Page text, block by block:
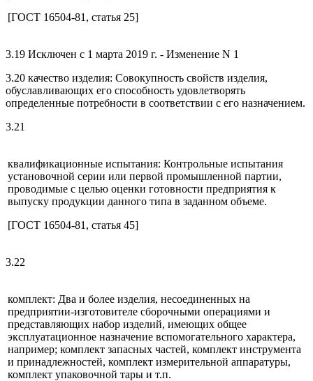
[ГОСТ 16504-81, статья 25]
3.19 Исключен с 1 марта 2019 г. - Изменение N 1
3.20 качество изделия: Совокупность свойств изделия,
обуславливающих его способность удовлетворять
определенные потребности в соответствии с его назначением.
3.21
квалификационные испытания: Контрольные испытания
установочной серии или первой промышленной партии,
проводимые с целью оценки готовности предприятия к
выпуску продукции данного типа в заданном объеме.
[ГОСТ 16504-81, статья 45]
3.22
комплект: Два и более изделия, несоединенных на
предприятии-изготовителе сборочными операциями и
представляющих набор изделий, имеющих общее
эксплуатационное назначение вспомогательного характера,
например; комплект запасных частей, комплект инструмента
и принадлежностей, комплект измерительной аппаратуры,
комплект упаковочной тары и т.п.